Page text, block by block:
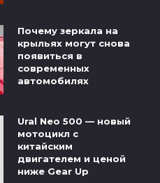
Почему зеркала на
крыльях могут снова
появиться в
современных
автомобилях
Ural Neo 500 — новый
мотоцикл с
китайским
двигателем и ценой
ниже Gear Up